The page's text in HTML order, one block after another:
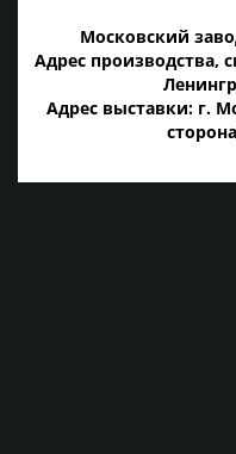
Московский
Адрес производства,
Адрес выставки: г.